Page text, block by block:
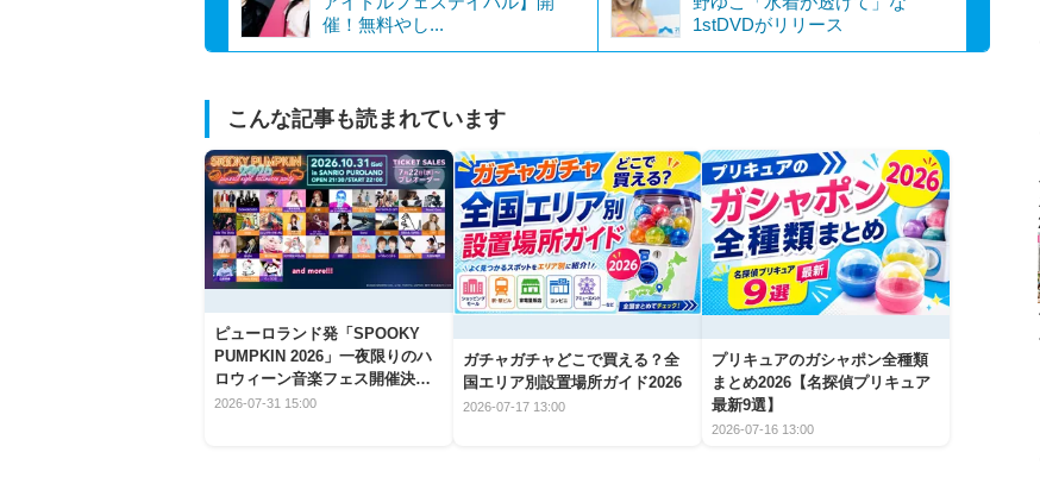
催！無料やし...
1stDVDがリリース
こんな記事も読まれています
ピューロランド発「SPOOKY
PUMPKIN 2026」一夜限りのハ
ロウィーン音楽フェス開催決
定！
2026-07-31 15:00
ガチャガチャどこで買える？全
国エリア別設置場所ガイド2026
2026-07-17 13:00
プリキュアのガシャポン全種類
まとめ2026【名探偵プリキュア
最新9選】
2026-07-16 13:00